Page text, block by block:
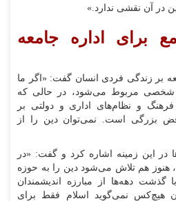
در آن نقشی ندارد.»
برای اداره جامعه
بر زندگی فردی انسان گفت: «اگر ما
شخصی مربوط می‌شود، در حالی که
و نظام‌های اداری و دولتی بر
بزرگی است. نمی‌توان دین را از
در این زمینه اشاره کرد و گفت: «در
هنوز هم تلاش می‌شود دین را به حوزه
گذشت دهه‌ها از مبارزه اندیشمندان
هیچ‌کس نمی‌گوید اسلام فقط برای